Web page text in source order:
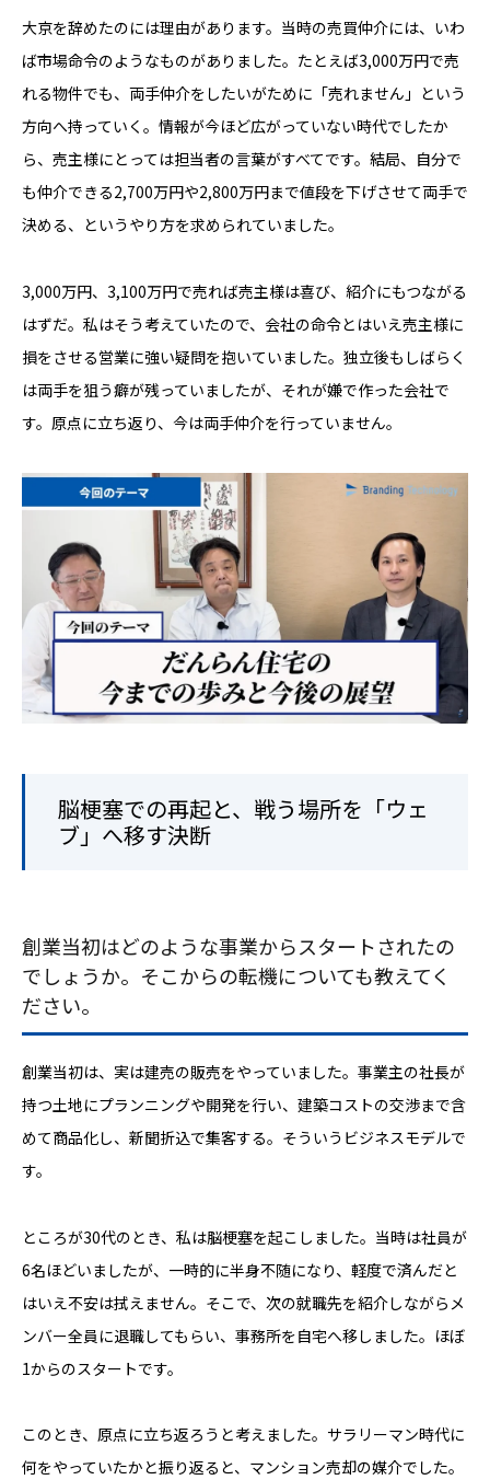
大京を辞めたのには理由があります。当時の売買仲介には、いわ
ば市場命令のようなものがありました。たとえば3,000万円で売
れる物件でも、両手仲介をしたいがために「売れません」という
方向へ持っていく。情報が今ほど広がっていない時代でしたか
ら、売主様にとっては担当者の言葉がすべてです。結局、自分で
も仲介できる2,700万円や2,800万円まで値段を下げさせて両手で
決める、というやり方を求められていました。
3,000万円、3,100万円で売れば売主様は喜び、紹介にもつながる
はずだ。私はそう考えていたので、会社の命令とはいえ売主様に
損をさせる営業に強い疑問を抱いていました。独立後もしばらく
は両手を狙う癖が残っていましたが、それが嫌で作った会社で
す。原点に立ち返り、今は両手仲介を行っていません。
脳梗塞での再起と、戦う場所を「ウェ
ブ」へ移す決断
創業当初はどのような事業からスタートされたの
でしょうか。そこからの転機についても教えてく
ださい。
創業当初は、実は建売の販売をやっていました。事業主の社長が
持つ土地にプランニングや開発を行い、建築コストの交渉まで含
めて商品化し、新聞折込で集客する。そういうビジネスモデルで
す。
ところが30代のとき、私は脳梗塞を起こしました。当時は社員が
6名ほどいましたが、一時的に半身不随になり、軽度で済んだと
はいえ不安は拭えません。そこで、次の就職先を紹介しながらメ
ンバー全員に退職してもらい、事務所を自宅へ移しました。ほぼ
1からのスタートです。
このとき、原点に立ち返ろうと考えました。サラリーマン時代に
何をやっていたかと振り返ると、マンション売却の媒介でした。